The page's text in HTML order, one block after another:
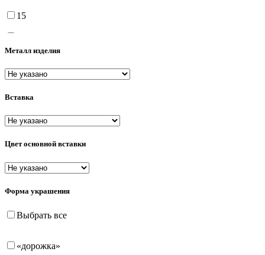
15
16.5
17
17.5
18
18.5
20.5
Металл изделия
Вставка
Цвет основной вставки
Форма украшения
Выбрать все
«дорожка»